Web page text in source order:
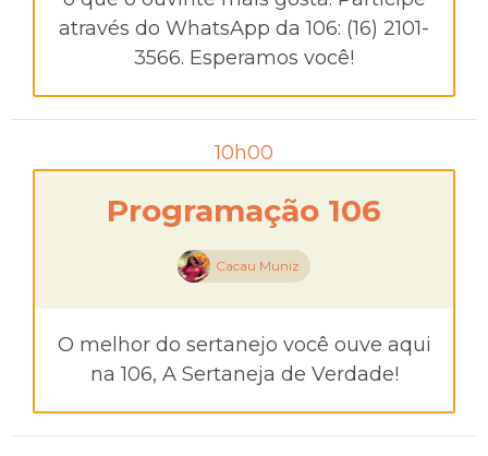
através do WhatsApp da 106: (16) 2101-
3566. Esperamos você!
10h00
Programação 106
Cacau Muniz
O melhor do sertanejo você ouve aqui
na 106, A Sertaneja de Verdade!